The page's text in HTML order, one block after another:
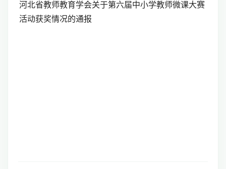
河北省教师教育学会关于第六届中小学教师微课大赛
活动获奖情况的通报